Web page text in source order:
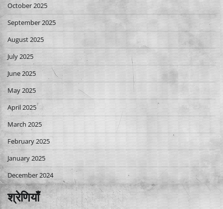
October 2025
September 2025
August 2025
July 2025
June 2025
May 2025
April 2025
March 2025
February 2025
January 2025
December 2024
श्रेणियाँ